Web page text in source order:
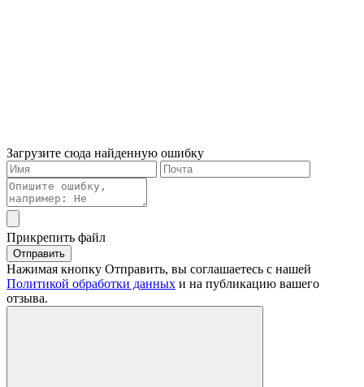
Загрузите сюда найденную ошибку
Прикрепить файл
Отправить
Нажимая кнопку Отправить, вы соглашаетесь с нашей
Политикой обработки данных и на публикацию вашего
отзыва.